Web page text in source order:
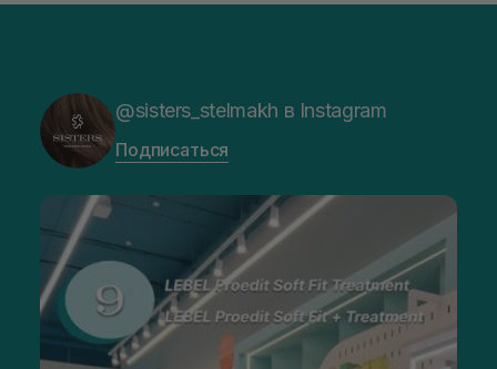
@sisters_stelmakh в Instagram
Подписаться